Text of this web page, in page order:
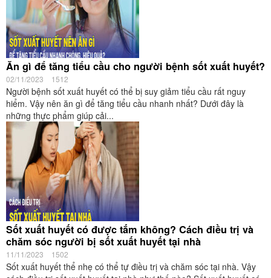
Ăn gì để tăng tiểu cầu cho người bệnh sốt xuất huyết?
02/11/2023 1512
Người bệnh sốt xuất huyết có thể bị suy giảm tiểu cầu rất nguy
hiểm. Vậy nên ăn gì để tăng tiểu cầu nhanh nhất? Dưới đây là
những thực phẩm giúp cải...
Sốt xuất huyết có được tắm không? Cách điều trị và
chăm sóc người bị sốt xuất huyết tại nhà
11/11/2023 1502
Sốt xuất huyết thể nhẹ có thể tự điều trị và chăm sóc tại nhà. Vậy